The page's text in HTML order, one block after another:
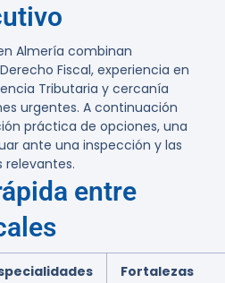
Almería combinan
Fiscal, experiencia en
Tributaria y cercanía
urgentes. A continuación
práctica de opciones, una
ante una inspección y las
entre
Fortalezas